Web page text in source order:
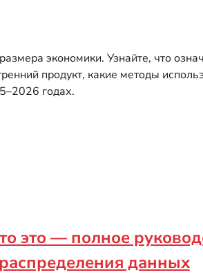
экономики. Узнайте, что
продукт, какие методы
годах.
это — полное
данных